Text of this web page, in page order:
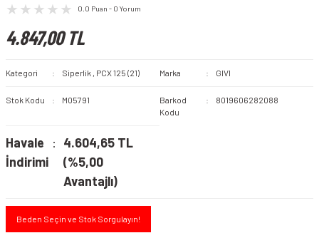
0.0 Puan - 0 Yorum
4.847,00 TL
Kategori Siperlik , PCX 125 (21) Marka GIVI
Stok Kodu M05791
Barkod
Kodu
8019606282088
Havale
İndirimi
4.604,65 TL
(%5,00
Avantajlı)
Beden Seçin ve Stok Sorgulayın!